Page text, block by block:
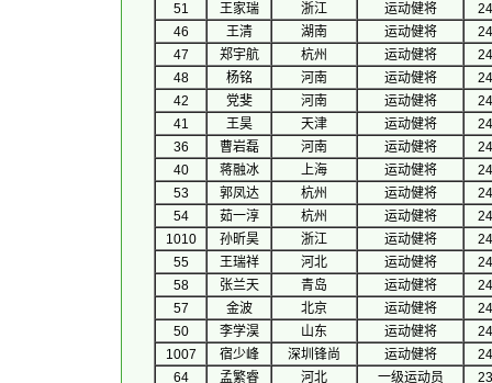
51
王家瑞 浙江 运动健将
46
王清 湖南 运动健将
47
郑宇航 杭州 运动健将
48
杨铭 河南 运动健将
42
党斐 河南 运动健将
41
王昊 天津 运动健将
36
曹岩磊 河南 运动健将
40
蒋融冰 上海 运动健将
53
郭凤达 杭州 运动健将
54
茹一淳 杭州 运动健将
1010
孙昕昊 浙江 运动健将
55
王瑞祥 河北 运动健将
58
张兰天 青岛 运动健将
57
金波 北京 运动健将
50
李学淏 山东 运动健将
1007
宿少峰 深圳锋尚 运动健将
64
孟繁睿 河北 一级运动员